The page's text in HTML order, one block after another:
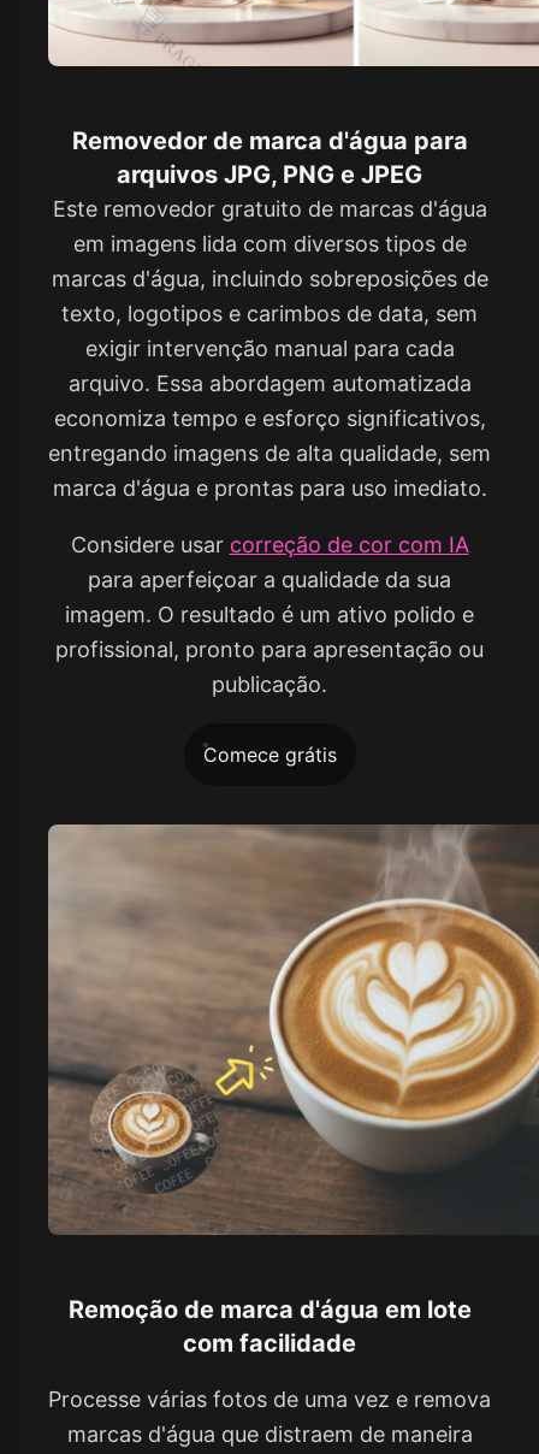
Removedor de marca d'água para
arquivos JPG, PNG e JPEG
Este removedor gratuito de marcas d'água
em imagens lida com diversos tipos de
marcas d'água, incluindo sobreposições de
texto, logotipos e carimbos de data, sem
exigir intervenção manual para cada
arquivo. Essa abordagem automatizada
economiza tempo e esforço significativos,
entregando imagens de alta qualidade, sem
marca d'água e prontas para uso imediato.
Considere usar correção de cor com IA
para aperfeiçoar a qualidade da sua
imagem. O resultado é um ativo polido e
profissional, pronto para apresentação ou
publicação.
Comece grátis
Remoção de marca d'água em lote
com facilidade
Processe várias fotos de uma vez e remova
marcas d'água que distraem de maneira